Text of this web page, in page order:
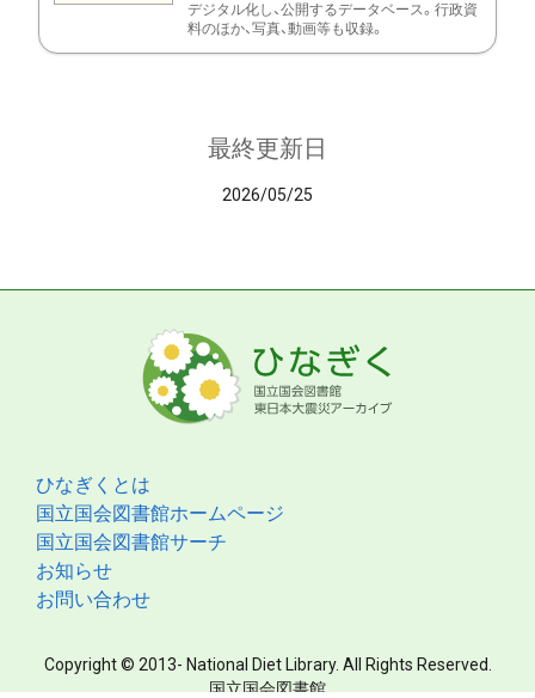
デジタル化し、公開するデータベース。行政資
料のほか、写真、動画等も収録。
最終更新日
2026/05/25
ひなぎくとは
国立国会図書館ホームページ
国立国会図書館サーチ
お知らせ
お問い合わせ
Copyright © 2013- National Diet Library. All Rights Reserved.